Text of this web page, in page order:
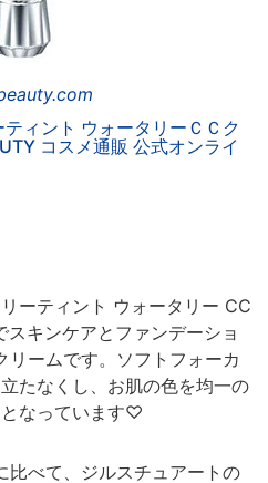
ィント ウォータリーＣＣク
コスメ通販 公式オンライ
ーティント ウォータリー CC
スキンケアとファンデーショ
リームです。ソフトフォーカ
たなくし、お肌の色を均一の
なっています♡
比べて、ジルスチュアートの